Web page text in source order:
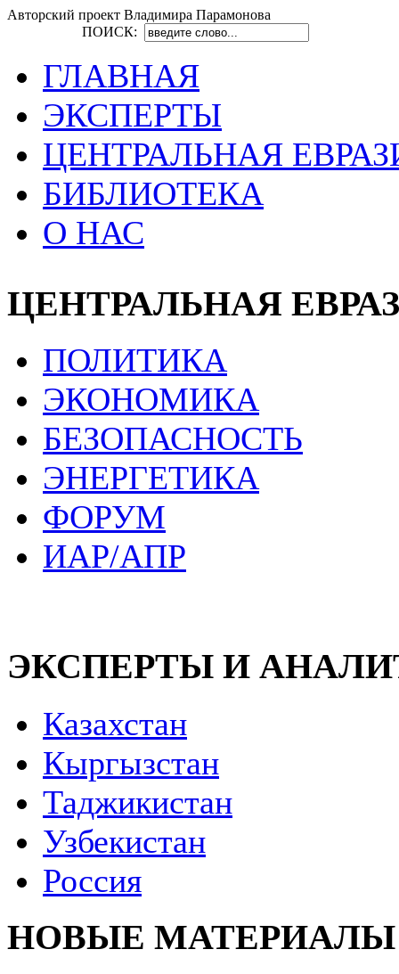
Авторский проект Владимира Парамонова
ПОИСК:
ГЛАВНАЯ
ЭКСПЕРТЫ
ЦЕНТРАЛЬНАЯ
БИБЛИОТЕКА
О НАС
ЦЕНТРАЛЬНАЯ
ПОЛИТИКА
ЭКОНОМИКА
БЕЗОПАСНОСТЬ
ЭНЕРГЕТИКА
ФОРУМ
ИАР/АПР
ЭКСПЕРТЫ И
Казахстан
Кыргызстан
Таджикистан
Узбекистан
Россия
НОВЫЕ МАТЕРИАЛЫ